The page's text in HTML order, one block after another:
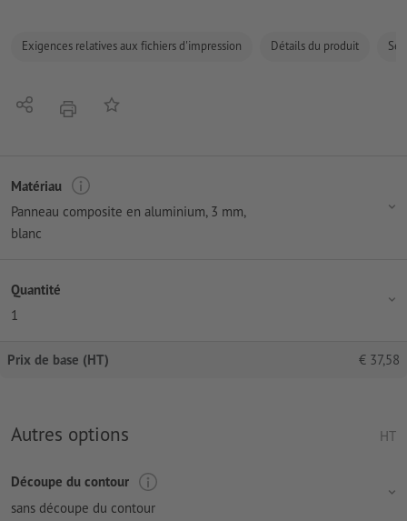
Exigences relatives aux fichiers d'impression Détails du produit
PartagerimprimerAjouter à liste d'article
Matériau
Panneau composite en aluminium, 3 mm,
blanc
Quantité
1
Prix de base (HT) € 37,58
Autres options HT
Découpe du contour
sans découpe du contour